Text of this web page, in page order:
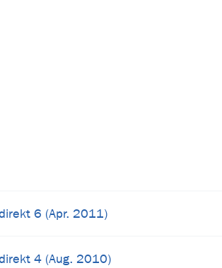
6 (Apr. 2011)
4 (Aug. 2010)